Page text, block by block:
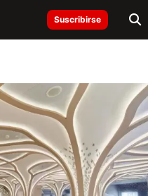
Suscribirse